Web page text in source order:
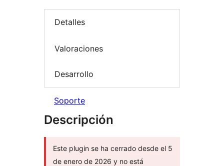
Detalles
Valoraciones
Desarrollo
Soporte
Descripción
Este plugin se ha cerrado desde el 5
de enero de 2026 y no está